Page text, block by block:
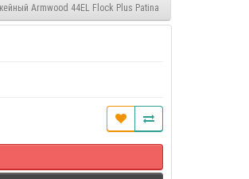
Armwood 44EL Flock Plus Patina